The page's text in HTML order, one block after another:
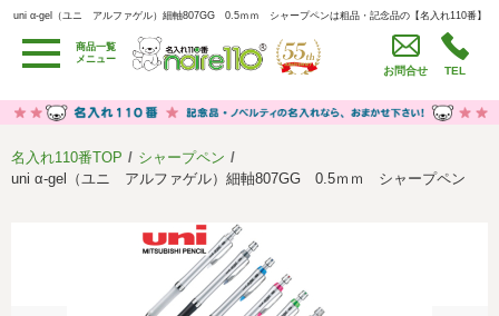
uni α-gel（ユニ アルファゲル）細軸807GG 0.5ｍｍ シャープペンは粗品・記念品の【名入れ110番】
uni α-gel（ユニ アルファゲル）細軸807GG 0.5ｍｍ シャープペンは粗品・記念品の【名入れ110番】
商品一覧
メニュー
お問合せ TEL
用途別カテゴリ
卒園・卒業記念品
労働組合・設立記念・周年記念
うちわ・扇子・ファン
イベント・パーティーグッズ
名入れについて
名入れ110番TOP
シャープペン
uni α-gel（ユニ アルファゲル）細軸807GG 0.5ｍｍ シャープペン